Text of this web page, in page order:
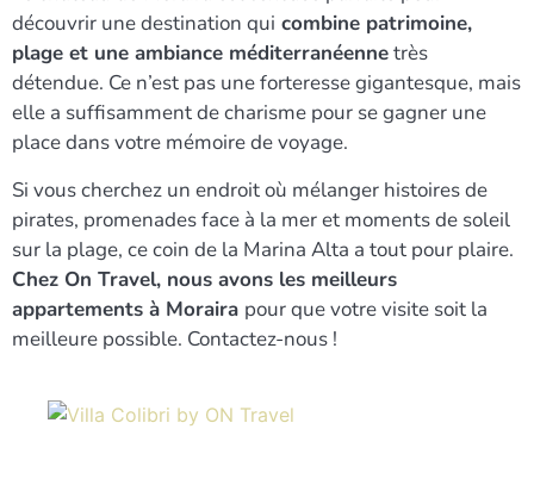
découvrir une destination qui combine patrimoine,
plage et une ambiance méditerranéennetrès
détendue. Ce n’est pas une forteresse gigantesque, mais
elle a suffisamment de charisme pour se gagner une
place dans votre mémoire de voyage.
Si vous cherchez un endroit où mélanger histoires de
pirates, promenades face à la mer et moments de soleil
sur la plage, ce coin de la Marina Alta a tout pour plaire.
Chez On Travel, nous avons les meilleurs
appartements à Moraira pour que votre visite soit la
meilleure possible. Contactez-nous !